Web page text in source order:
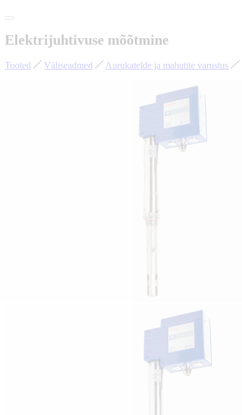
Elektrijuhtivuse mõõtmine
Tooted Väliseadmed Aurukatelde ja mahutite varustus